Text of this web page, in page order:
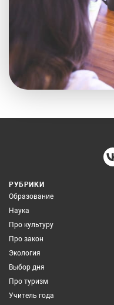
РУБРИКИ
Образование
Наука
Про культуру
Про закон
Экология
Выбор дня
Про туризм
Учитель года